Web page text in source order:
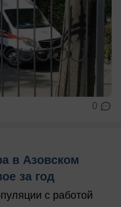
0
в Азовском
за год
с работой